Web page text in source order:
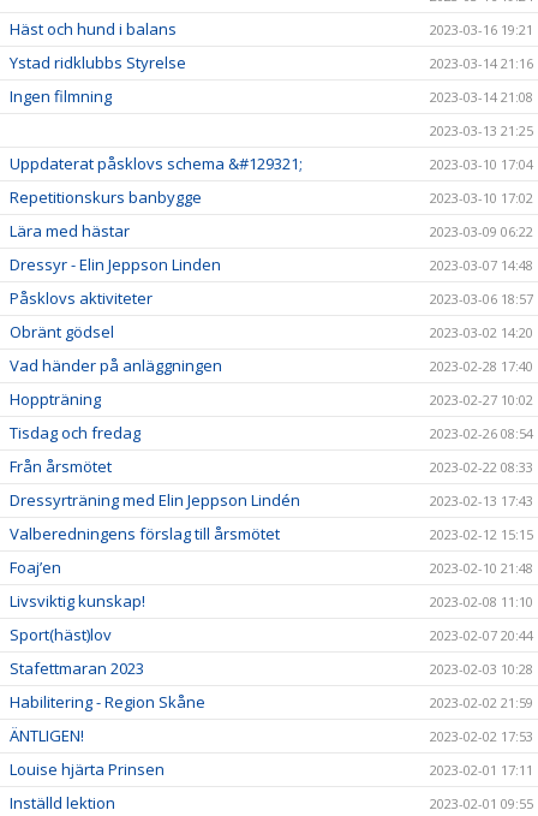
Häst och hund i balans 2023-03-16 19:21
Ystad ridklubbs Styrelse 2023-03-14 21:16
Ingen filmning
2023-03-14 21:08
2023-03-13 21:25
Uppdaterat påsklovs schema &#129321; 2023-03-10 17:04
Repetitionskurs banbygge 2023-03-10 17:02
Lära med hästar 2023-03-09 06:22
Dressyr - Elin Jeppson Linden 2023-03-07 14:48
Påsklovs aktiviteter 2023-03-06 18:57
Obränt gödsel 2023-03-02 14:20
Vad händer på anläggningen 2023-02-28 17:40
Hoppträning 2023-02-27 10:02
Tisdag och fredag 2023-02-26 08:54
Från årsmötet 2023-02-22 08:33
Dressyrträning med Elin Jeppson Lindén 2023-02-13 17:43
Valberedningens förslag till årsmötet 2023-02-12 15:15
Foaj’en 2023-02-10 21:48
Livsviktig kunskap! 2023-02-08 11:10
Sport(häst)lov 2023-02-07 20:44
Stafettmaran 2023 2023-02-03 10:28
Habilitering - Region Skåne 2023-02-02 21:59
ÄNTLIGEN! 2023-02-02 17:53
Louise hjärta Prinsen 2023-02-01 17:11
Inställd lektion 2023-02-01 09:55